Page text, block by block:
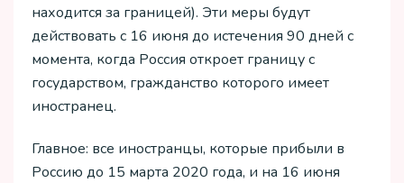
находится за границей). Эти меры будут
действовать с 16 июня до истечения 90 дней с
момента, когда Россия откроет границу с
государством, гражданство которого имеет
иностранец.
Главное: все иностранцы, которые прибыли в
Россию до 15 марта 2020 года, и на 16 июня